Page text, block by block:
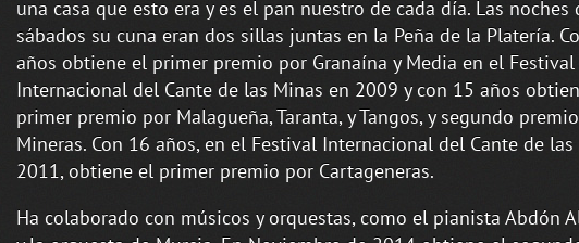
una casa que esto era y es el pan nuestro de cada día. Las noches
sábados su cuna eran dos sillas juntas en la Peña de la Platería.
años obtiene el primer premio por Granaína y Media en el Festival
Internacional del Cante de las Minas en 2009 y con 15 años
primer premio por Malagueña, Taranta, y Tangos, y segundo
Mineras. Con 16 años, en el Festival Internacional del Cante de las
2011, obtiene el primer premio por Cartageneras.
Ha colaborado con músicos y orquestas, como el pianista Abdón